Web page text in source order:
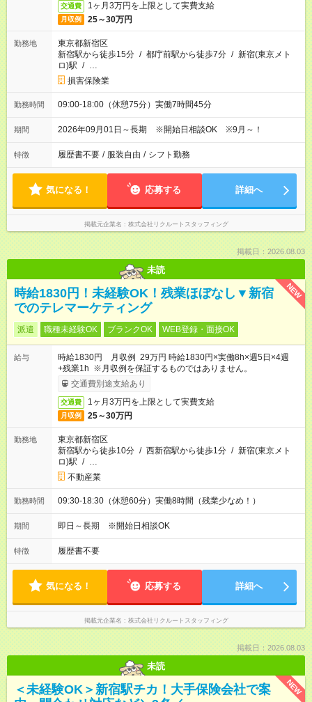
交通費 1ヶ月3万円を上限として実費支給
月収例 25～30万円
勤務地
東京都新宿区
新宿駅から徒歩15分 / 都庁前駅から徒歩7分 / 新宿(東京メト
ロ)駅 / …
損害保険業
勤務時間 09:00-18:00（休憩75分）実働7時間45分
期間 2026年09月01日～長期 ※開始日相談OK ※9月～！
特徴 履歴書不要 / 服装自由 / シフト勤務
気になる！ 応募する 詳細へ
掲載元企業名 株式会社リクルートスタッフィング
掲載日：2026.08.03
未読
NEW
時給1830円！未経験OK！残業ほぼなし▼新宿
でのテレマーケティング
派遣 職種未経験OK ブランクOK WEB登録・面接OK
給与
時給1830円 月収例 29万円 時給1830円×実働8h×週5日×4週
+残業1h ※月収例を保証するものではありません。
交通費別途支給あり
交通費 1ヶ月3万円を上限として実費支給
月収例 25～30万円
勤務地
東京都新宿区
新宿駅から徒歩10分 / 西新宿駅から徒歩1分 / 新宿(東京メト
ロ)駅 / …
不動産業
勤務時間 09:30-18:30（休憩60分）実働8時間（残業少なめ！）
期間 即日～長期 ※開始日相談OK
特徴 履歴書不要
気になる！ 応募する 詳細へ
掲載元企業名 株式会社リクルートスタッフィング
掲載日：2026.08.03
未読
NEW
＜未経験OK＞新宿駅チカ！大手保険会社で案